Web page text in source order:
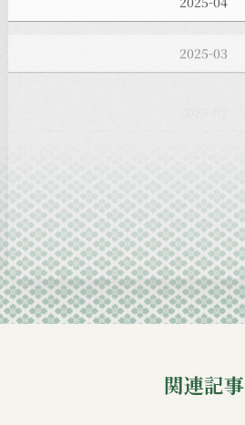
2025-02
2024-10
2024-09
関連記事